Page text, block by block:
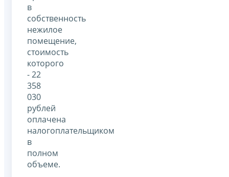
в
собственность
нежилое
помещение,
стоимость
которого
- 22
358
030
рублей
оплачена
налогоплательщиком
в
полном
объеме.